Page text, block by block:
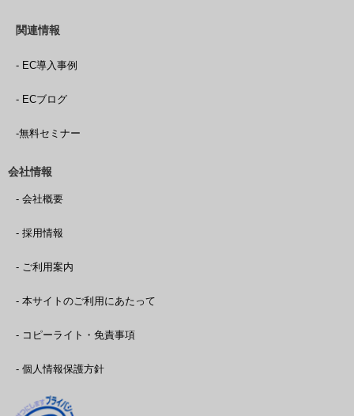
関連情報
- EC導入事例
- ECブログ
-無料セミナー
会社情報
- 会社概要
- 採用情報
- ご利用案内
- 本サイトのご利用にあたって
- コピーライト・免責事項
- 個人情報保護方針